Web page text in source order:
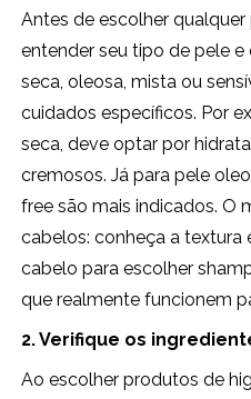
Antes de escolher
entender seu tipo de pele
seca, oleosa, mista ou
cuidados específicos. Por
seca, deve optar por
cremosos. Já para pele
free são mais indicados. O
cabelos: conheça a textura
cabelo para escolher
que realmente funcionem
2. Verifique os
Ao escolher produtos de